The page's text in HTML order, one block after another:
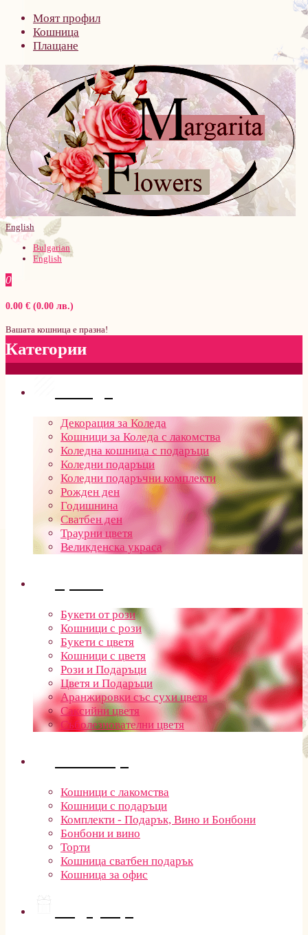
Моят профил
Кошница
Плащане
English
Bulgarian
English
0
0.00 € (0.00 лв.)
Вашата кошница е празна!
Категории
Декорация за Коледа
Кошници за Коледа с лакомства
Коледна кошница с подаръци
Коледни подаръци
Коледни подаръчни комплекти
Рожден ден
Годишнина
Сватбен ден
Траурни цветя
Великденска украса
Букети от рози
Кошници с рози
Букети с цветя
Кошници с цветя
Рози и Подаръци
Цветя и Подаръци
Аранжировки със сухи цветя
Саксийни цветя
Съболезнователни цветя
Кошници с лакомства
Кошници с подаръци
Комплекти - Подарък, Вино и Бонбони
Бонбони и вино
Торти
Кошница сватбен подарък
Кошница за офис